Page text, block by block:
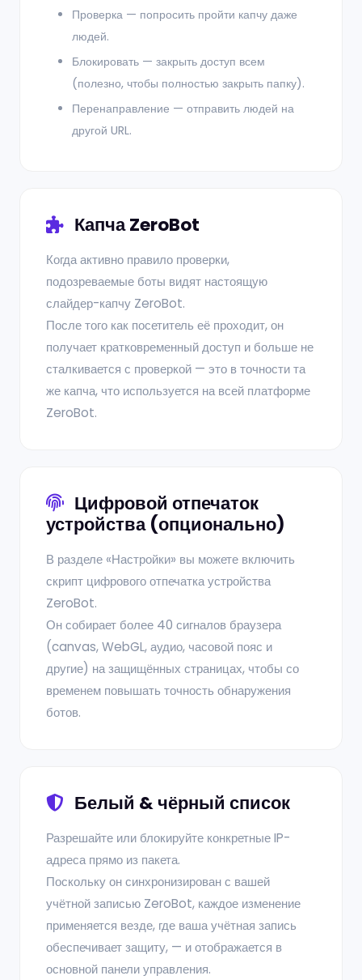
Проверка — попросить пройти капчу даже
людей.
Блокировать — закрыть доступ всем
(полезно, чтобы полностью закрыть папку).
Перенаправление — отправить людей на
другой URL.
Капча ZeroBot
Когда активно правило проверки,
подозреваемые боты видят настоящую
слайдер-капчу ZeroBot.
После того как посетитель её проходит, он
получает кратковременный доступ и больше не
сталкивается с проверкой — это в точности та
же капча, что используется на всей платформе
ZeroBot.
Цифровой отпечаток
устройства (опционально)
В разделе «Настройки» вы можете включить
скрипт цифрового отпечатка устройства
ZeroBot.
Он собирает более 40 сигналов браузера
(canvas, WebGL, аудио, часовой пояс и
другие) на защищённых страницах, чтобы со
временем повышать точность обнаружения
ботов.
Белый & чёрный список
Разрешайте или блокируйте конкретные IP-
адреса прямо из пакета.
Поскольку он синхронизирован с вашей
учётной записью ZeroBot, каждое изменение
применяется везде, где ваша учётная запись
обеспечивает защиту, — и отображается в
основной панели управления.